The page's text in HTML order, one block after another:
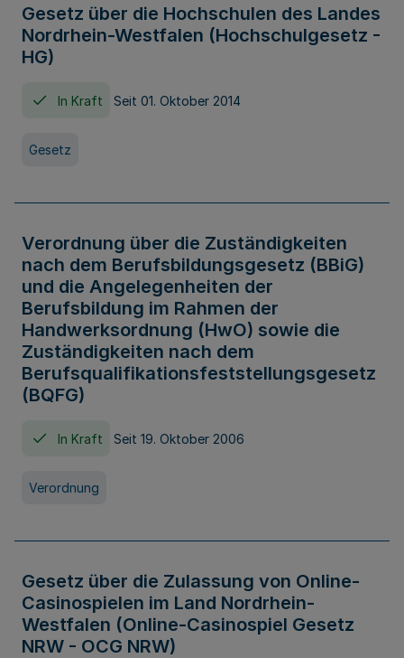
Gesetz über die Hochschulen des Landes
Nordrhein-Westfalen (Hochschulgesetz -
HG)
In Kraft Seit 01. Oktober 2014
Gesetz
Verordnung über die Zuständigkeiten
nach dem Berufsbildungsgesetz (BBiG)
und die Angelegenheiten der
Berufsbildung im Rahmen der
Handwerksordnung (HwO) sowie die
Zuständigkeiten nach dem
Berufsqualifikationsfeststellungsgesetz
(BQFG)
In Kraft Seit 19. Oktober 2006
Verordnung
Gesetz über die Zulassung von Online-
Casinospielen im Land Nordrhein-
Westfalen (Online-Casinospiel Gesetz
NRW - OCG NRW)